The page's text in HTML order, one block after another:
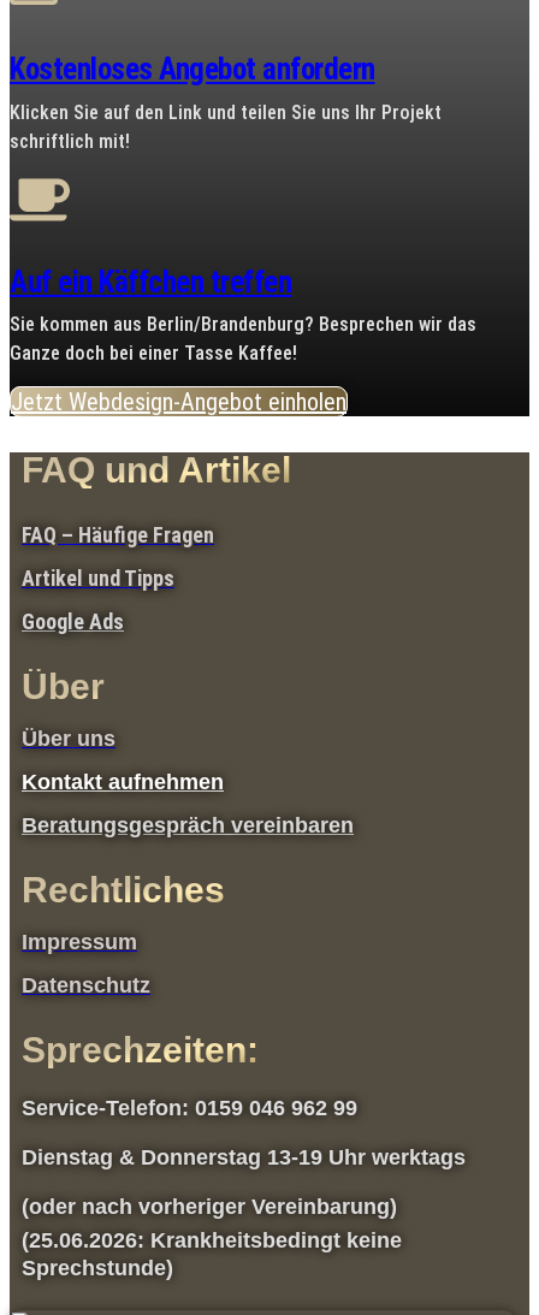
Kostenloses Angebot anfordern
Klicken Sie auf den Link und teilen Sie uns Ihr Projekt
schriftlich mit!
Auf ein Käffchen treffen
Sie kommen aus Berlin/Brandenburg? Besprechen wir das
Ganze doch bei einer Tasse Kaffee!
Jetzt Webdesign-Angebot einholen
FAQ und Artikel
FAQ – Häufige Fragen
Artikel und Tipps
Google Ads
Über
Über uns
Kontakt aufnehmen
Beratungsgespräch vereinbaren
Rechtliches
Impressum
Datenschutz
Sprechzeiten:
Service-Telefon: 0159 046 962 99
Dienstag & Donnerstag 13-19 Uhr werktags
(oder nach vorheriger Vereinbarung)
(25.06.2026: Krankheitsbedingt keine
Sprechstunde)